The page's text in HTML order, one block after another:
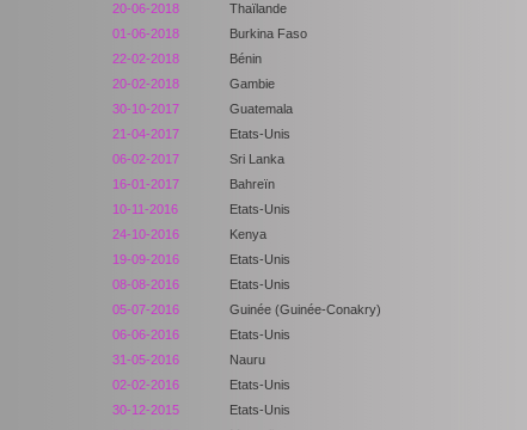
20-06-2018
Thaïlande
01-06-2018
Burkina Faso
22-02-2018 Bénin
20-02-2018
Gambie
30-10-2017 Guatemala
21-04-2017
Etats-Unis
06-02-2017
Sri Lanka
16-01-2017
Bahreïn
10-11-2016
Etats-Unis
24-10-2016 Kenya
19-09-2016
Etats-Unis
08-08-2016 Etats-Unis
05-07-2016
Guinée (Guinée-Conakry)
06-06-2016 Etats-Unis
31-05-2016 Nauru
02-02-2016
Etats-Unis
30-12-2015
Etats-Unis